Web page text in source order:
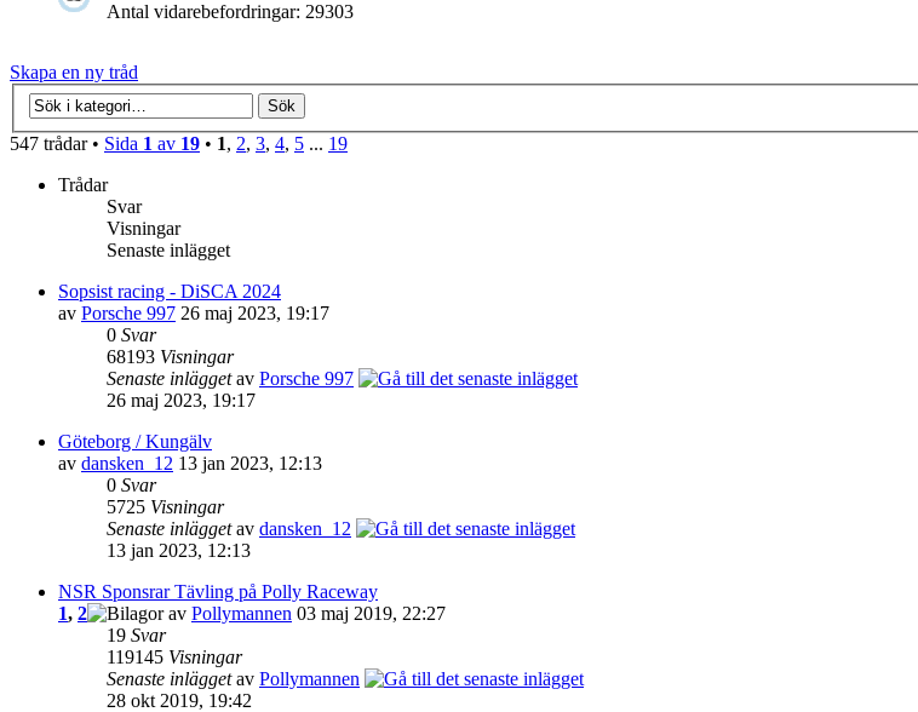
Antal vidarebefordringar: 29303
Skapa en ny tråd
547 trådar • Sida 1 av 19 • 1, 2, 3, 4, 5 ... 19
Trådar
Svar
Visningar
Senaste inlägget
Sopsist racing - DiSCA 2024
av Porsche 997 26 maj 2023, 19:17
0 Svar
68193 Visningar
Senaste inläggetav Porsche 997
26 maj 2023, 19:17
Göteborg / Kungälv
av dansken_12 13 jan 2023, 12:13
0 Svar
5725 Visningar
Senaste inläggetav dansken_12
13 jan 2023, 12:13
NSR Sponsrar Tävling på Polly Raceway
1, 2 av Pollymannen 03 maj 2019, 22:27
19 Svar
119145 Visningar
Senaste inläggetav Pollymannen
28 okt 2019, 19:42